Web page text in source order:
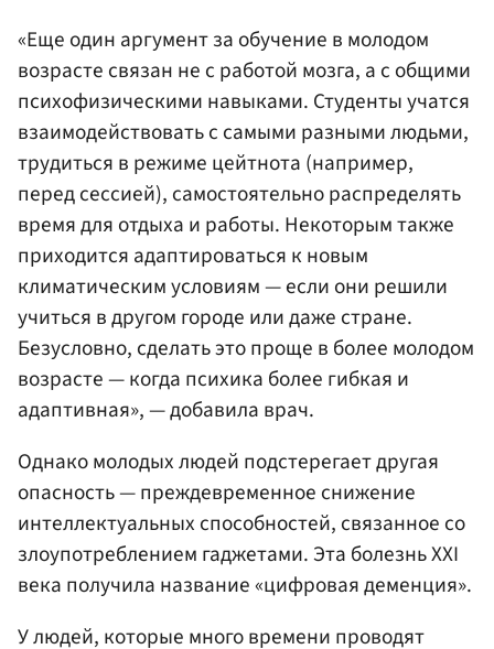
«Еще один аргумент за обучение в молодом
возрасте связан не с работой мозга, а с общими
психофизическими навыками. Студенты учатся
взаимодействовать с самыми разными людьми,
трудиться в режиме цейтнота (например,
перед сессией), самостоятельно распределять
время для отдыха и работы. Некоторым также
приходится адаптироваться к новым
климатическим условиям — если они решили
учиться в другом городе или даже стране.
Безусловно, сделать это проще в более молодом
возрасте — когда психика более гибкая и
адаптивная», — добавила врач.
Однако молодых людей подстерегает другая
опасность — преждевременное снижение
интеллектуальных способностей, связанное со
злоупотреблением гаджетами. Эта болезнь XXI
века получила название «цифровая деменция».
У людей, которые много времени проводят